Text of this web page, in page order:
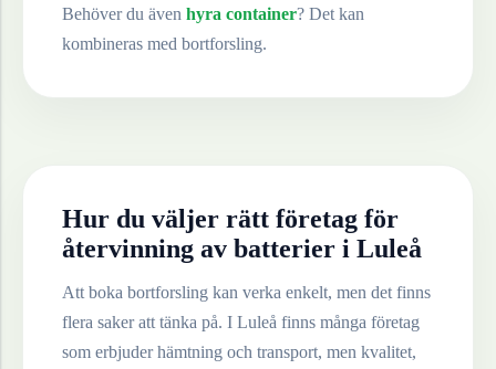
Behöver du även hyra container? Det kan
kombineras med bortforsling.
Hur du väljer rätt företag för
återvinning av batterier i Luleå
Att boka bortforsling kan verka enkelt, men det finns
flera saker att tänka på. I Luleå finns många företag
som erbjuder hämtning och transport, men kvalitet,